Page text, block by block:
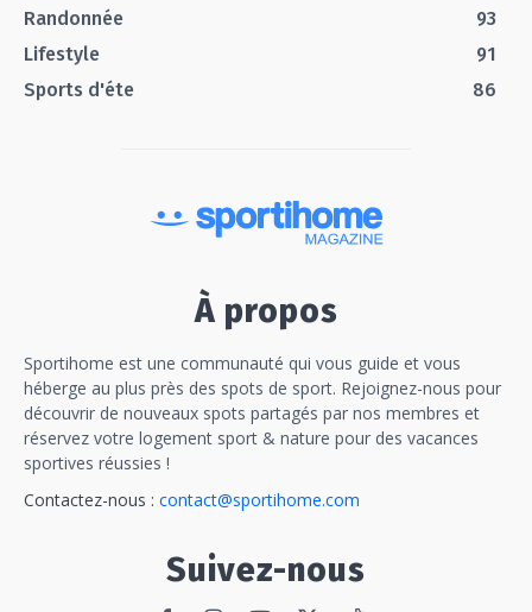
Randonnée
93
Lifestyle
91
Sports d'éte
86
À propos
Sportihome est une communauté qui vous guide et vous
héberge au plus près des spots de sport. Rejoignez-nous pour
découvrir de nouveaux spots partagés par nos membres et
réservez votre logement sport & nature pour des vacances
sportives réussies !
Contactez-nous : contact@sportihome.com
Suivez-nous